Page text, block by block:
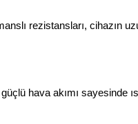
rezistansları, cihazın
hava akımı sayesinde